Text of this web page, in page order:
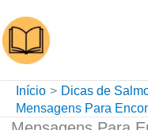
para
o
conteúdo
Início
Dicas de
Mensagens Para